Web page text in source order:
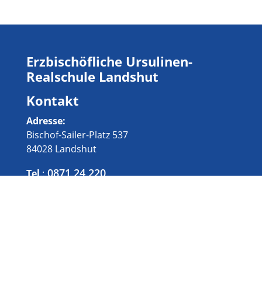
Erzbischöfliche Ursulinen-
Realschule Landshut
Kontakt
Adresse:
Bischof-Sailer-Platz 537
84028 Landshut
Tel.:0871 24 220